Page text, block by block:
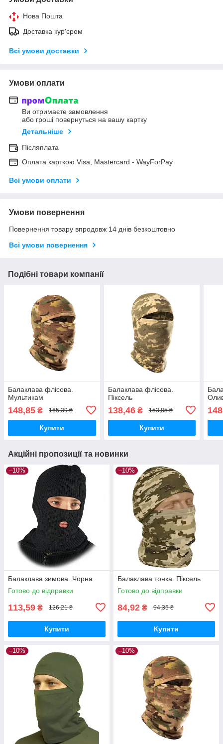
Нова Пошта
Доставка кур'єром
Всі умови доставки
Умови оплати
Ви отримаєте замовлення
або гроші повернуться на вашу картку
Детальніше
Післяплата
Оплата карткою Visa, Mastercard - WayForPay
Всі умови оплати
Умови повернення
Повернення товару впродовж 14 днів безкоштовно
Всі умови повернення
Подібні товари компанії
Балаклава флісова.
Мультикам
148,85 ₴ 165,39 ₴
Купити
Балаклава флісова.
Піксель
138,46₴ 153,85 ₴
Купити
Акційні пропозиції та новинки
–10%
Балаклава зимова. Чорна
Готово до відправки
113,59 ₴ 126,21 ₴
Купити
–10%
Балаклава тонка. Піксель
Готово до відправки
84,92 ₴ 94,35 ₴
Купити
–10% –10%